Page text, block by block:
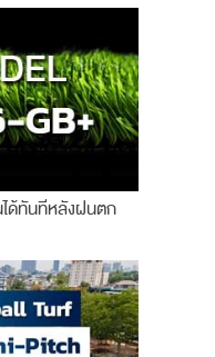
ด้ทันทีหลังฝนตก